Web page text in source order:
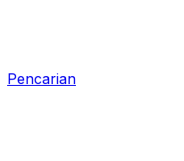
Pencarian